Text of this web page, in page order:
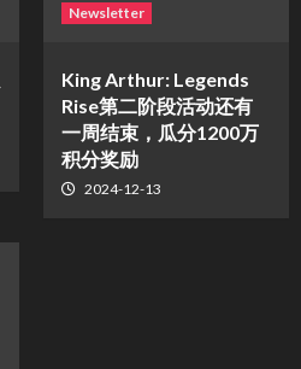
Newsletter
King Arthur: Legends
Rise第二阶段活动还有
一周结束，瓜分1200万
积分奖励
2024-12-13